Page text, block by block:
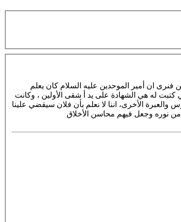
: لقد اراد الله تعالى لأهل البيت عليهم السلام هذه الظلومية لكي يصلوا الى مراتب ومنازل ما كانوا ليصلوا لها لولا التضحية التي بذلوها من أجل الدين فنرى ان أمير الموحدين عليه السلام كان يعلم
بالليلة التي يقتل فيها ومن قاتله ولكن لم يشأ ان يقاصص الجاني قبل الجريمة ،ونرى انه سلم التسليم المطلق لله في تلك الليلة فانه علم ان الدرجة التي كتبت له هي الشهادة على يد أ شقى الأولين ، وكانت
لنا عبرة ايضا في تلك الواقعة وهي ان هناك من ان تأمنه وتربيه وهو صغير ولكن يخونك بعد ان يرى المال ، او يغسل دماغه بكلام فارغ لا معنى له ، والدرس والعبرة الأخرى، اننا لا نعلم بأن فلان سيقضي علينا